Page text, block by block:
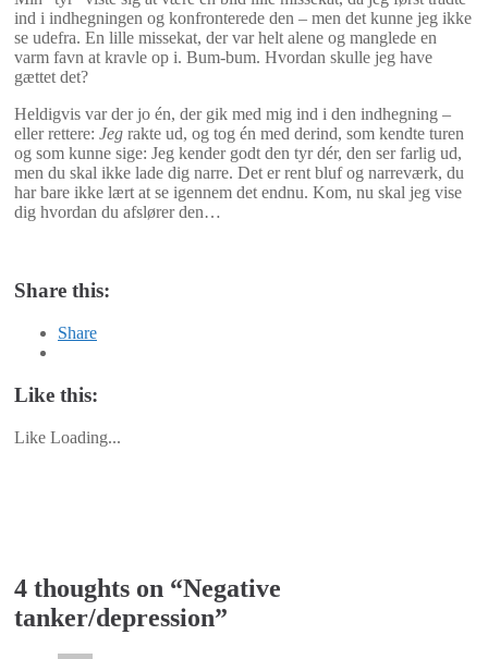
ind i indhegningen og konfronterede den – men det kunne jeg ikke
se udefra. En lille missekat, der var helt alene og manglede en
varm favn at kravle op i. Bum-bum. Hvordan skulle jeg have
gættet det?
Heldigvis var der jo én, der gik med mig ind i den indhegning –
eller rettere: Jeg rakte ud, og tog én med derind, som kendte turen
og som kunne sige: Jeg kender godt den tyr dér, den ser farlig ud,
men du skal ikke lade dig narre. Det er rent bluf og narreværk, du
har bare ikke lært at se igennem det endnu. Kom, nu skal jeg vise
dig hvordan du afslører den…
Share this:
Share
Like this:
Like Loading...
4 thoughts on “Negative
tanker/depression”